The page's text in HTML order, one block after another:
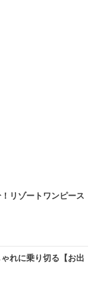
リゾートワンピース
れに乗り切る【お出